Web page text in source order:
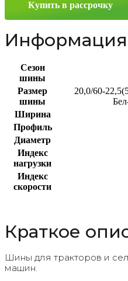
Купить в рассрочку
Информация
Сезон
шины
Размер
шины
20,0/60-
Ширина
Профиль
Диаметр
Индекс
нагрузки
Индекс
скорости
Краткое
Шины для тракторов и
машин.